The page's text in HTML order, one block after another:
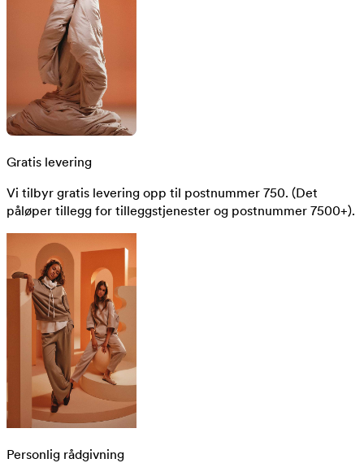
Gratis levering
Vi tilbyr gratis levering opp til postnummer 750. (Det
påløper tillegg for tilleggstjenester og postnummer 7500+).
Personlig rådgivning